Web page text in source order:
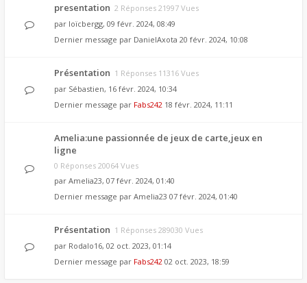
presentation 2 Réponses 21997 Vues
par loïcbergg, 09 févr. 2024, 08:49
Dernier message par DanielAxota 20 févr. 2024, 10:08
Présentation 1 Réponses 11316 Vues
par Sébastien, 16 févr. 2024, 10:34
Dernier message par Fabs242 18 févr. 2024, 11:11
Amelia:une passionnée de jeux de carte,jeux en
ligne
0 Réponses 20064 Vues
par Amelia23, 07 févr. 2024, 01:40
Dernier message par Amelia23 07 févr. 2024, 01:40
Présentation 1 Réponses 289030 Vues
par Rodalo16, 02 oct. 2023, 01:14
Dernier message par Fabs242 02 oct. 2023, 18:59